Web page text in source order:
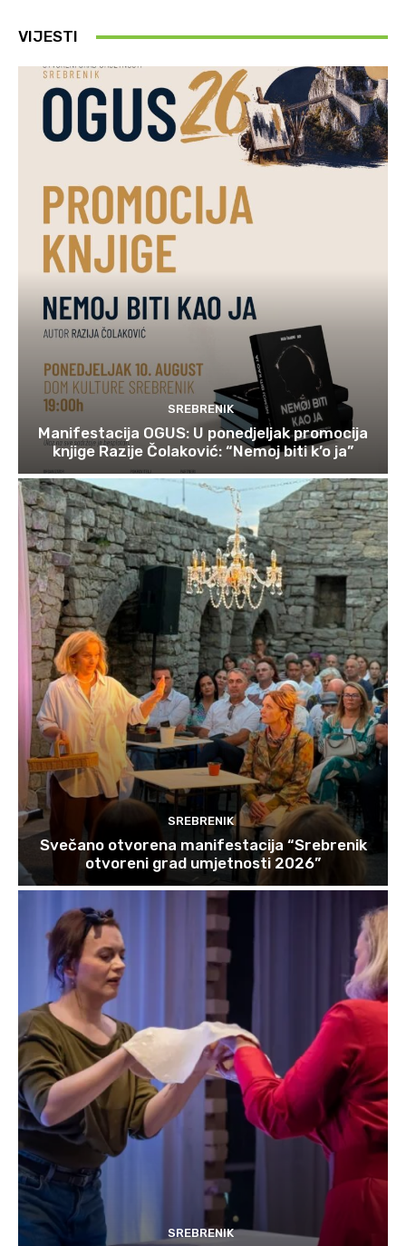
VIJESTI
SREBRENIK
Manifestacija OGUS: U ponedjeljak promocija
knjige Razije Čolaković: “Nemoj biti k’o ja”
SREBRENIK
Svečano otvorena manifestacija “Srebrenik
otvoreni grad umjetnosti 2026”
SREBRENIK